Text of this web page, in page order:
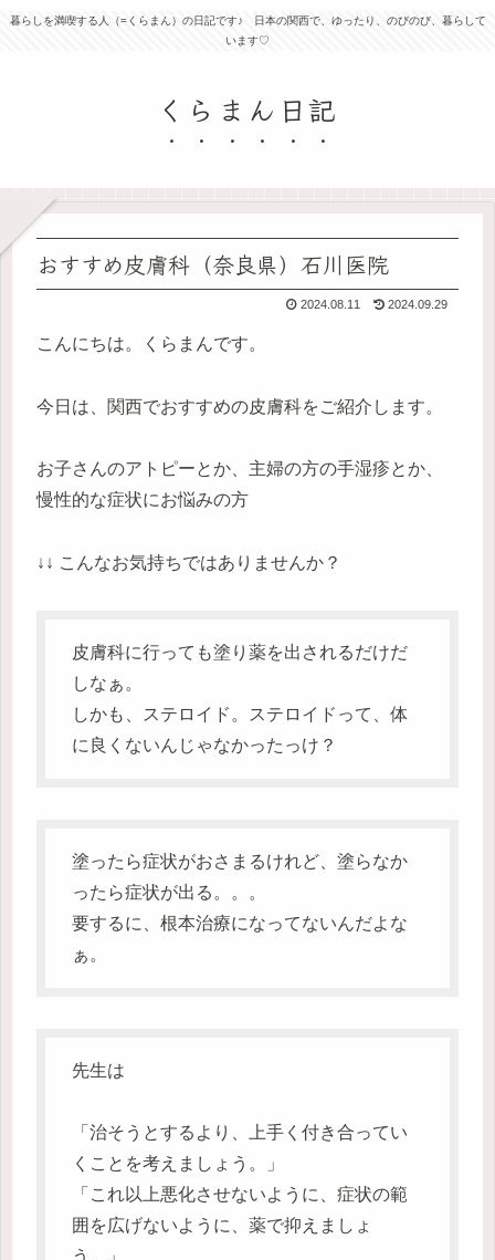
暮らしを満喫する人（=くらまん）の日記です♪ 日本の関西で、ゆったり、のびのび、暮らして
います♡
くらまん日記
おすすめ皮膚科（奈良県）石川医院
2024.08.11 2024.09.29
こんにちは。くらまんです。
今日は、関西でおすすめの皮膚科をご紹介します。
お子さんのアトピーとか、主婦の方の手湿疹とか、
慢性的な症状にお悩みの方
↓↓ こんなお気持ちではありませんか？
皮膚科に行っても塗り薬を出されるだけだ
しなぁ。
しかも、ステロイド。ステロイドって、体
に良くないんじゃなかったっけ？
塗ったら症状がおさまるけれど、塗らなか
ったら症状が出る。。。
要するに、根本治療になってないんだよな
ぁ。
先生は
「治そうとするより、上手く付き合ってい
くことを考えましょう。」
「これ以上悪化させないように、症状の範
囲を広げないように、薬で抑えましょ
う。」